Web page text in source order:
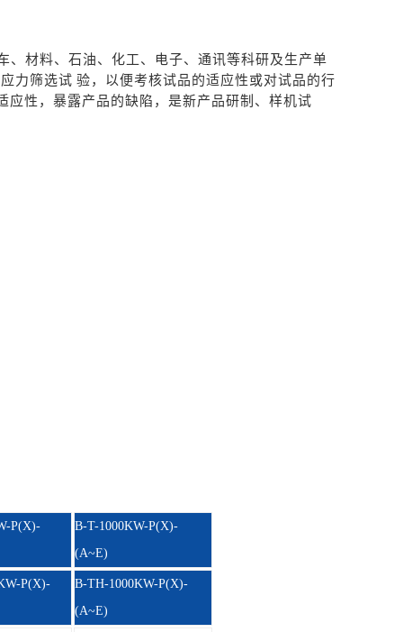
、材料、石油、化工、电子、通讯等科研及生产单
力筛选试 验， 以便考核试品的适应性或对试品的行
应性，暴露产品的缺陷，是新产品研制 、样机试
P(X)-
B-T-1000KW-P(X)-
(A~E)
P(X)-
B-TH-1000KW-P(X)-
(A~E)